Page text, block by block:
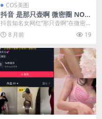
COS美图
抖音 是那只壶啊 微密圈 NO.0
16期 【78P15V】(抖音是谁)
抖音知名女网红“那只壶啊”在微密圈
NO.016期中分享了78张照片和15
段视频。...
8 月前 19